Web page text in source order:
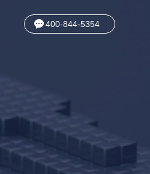
400-844-5354